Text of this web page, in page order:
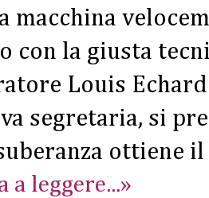
macchina
con la giusta
Louis
segretaria, si
ottiene
a leggere...»